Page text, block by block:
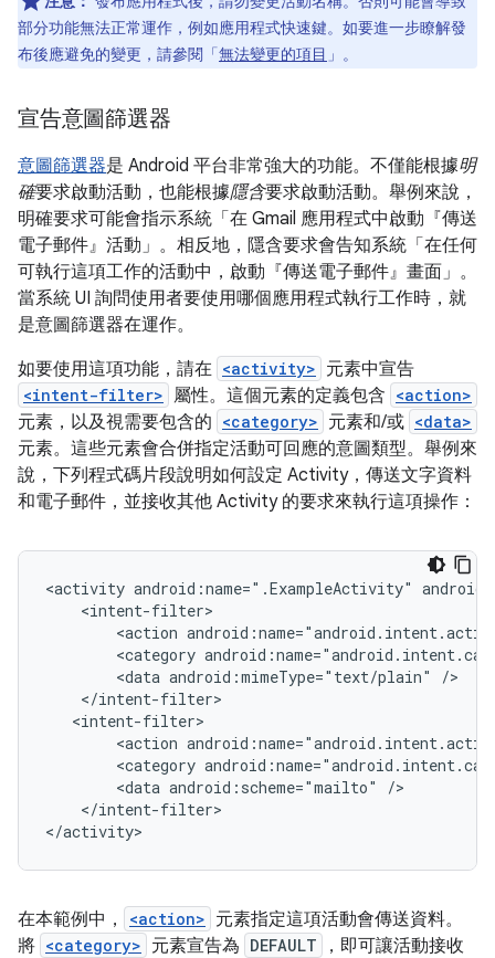
部分功能無法正常運作，例如應用程式快速鍵。如要進一步瞭解發
布後應避免的變更，請參閱「無法變更的項目 」。
宣告意圖篩選器
意圖篩選器是 Android 平台非常強大的功能。不僅能根據明
確要求啟動活動，也能根據隱含要求啟動活動。舉例來說，
明確要求可能會指示系統「在 Gmail 應用程式中啟動『傳送
電子郵件』活動」。相反地，隱含要求會告知系統「在任何
可執行這項工作的活動中，啟動『傳送電子郵件』畫面」。
當系統 UI 詢問使用者要使用哪個應用程式執行工作時，就
是意圖篩選器在運作。
如要使用這項功能，請在 <activity> 元素中宣告
<intent-filter> 屬性。這個元素的定義包含 <action>
元素，以及視需要包含的 <category> 元素和/或 <data>
元素。這些元素會合併指定活動可回應的意圖類型。舉例來
說，下列程式碼片段說明如何設定 Activity，傳送文字資料
和電子郵件，並接收其他 Activity 的要求來執行這項操作：
<activity android:name=".ExampleActivity"
<action
<category
<data android:mimeType="text/plain"
<action
<category
<data android:scheme="mailto"
</intent-filter>
在本範例中， <action> 元素指定這項活動會傳送資料。
將 <category> 元素宣告為 DEFAULT ，即可讓活動接收